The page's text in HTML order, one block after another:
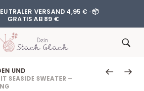
VERSAND 4,95 € · 📦
GRATIS AB 89 €
UND
SEASIDE SWEATER –